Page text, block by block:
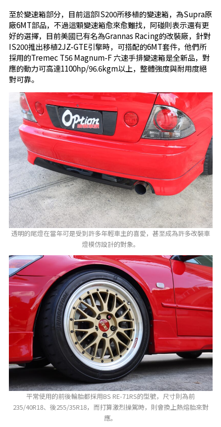
至於變速箱部分，目前這部IS200所移植的變速箱，為Supra原
廠6MT部品，不過這顆變速箱愈來愈難找，阿碰則表示還有更
好的選擇，目前美國已有名為Grannas Racing的改裝廠，針對
IS200推出移植2JZ-GTE引擎時，可搭配的6MT套件，他們所
採用的Tremec T56 Magnum-F 六速手排變速箱是全新品，對
應的動力可高達1100hp/96.6kgm以上，整體強度與耐用度絕
對可靠。
透明的尾燈在當年可是受到許多年輕車主的喜愛，甚至成為許多改裝車
燈模仿設計的對象。
平常使用的前後輪胎都採用BS RE-71RS的型號，尺寸則為前
235/40R18、後255/35R18，而打算激烈操駕時，則會換上熱熔胎來對
應。